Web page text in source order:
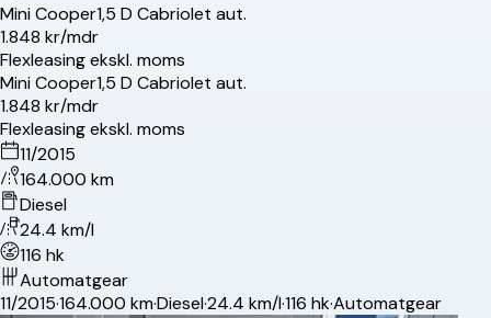
MiniCooper1,5 D Cabriolet aut.
1.848 kr/mdr
Flexleasing ekskl. moms
MiniCooper1,5 D Cabriolet aut.
1.848 kr/mdr
Flexleasing ekskl. moms
11/2015
164.000 km
Diesel
24.4 km/l
116 hk
Automatgear
11/2015·164.000 km·Diesel·24.4 km/l·116 hk·Automatgear